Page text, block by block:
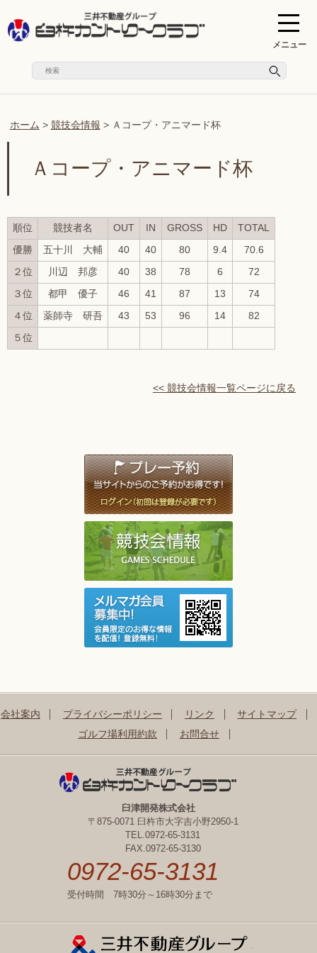
メニュー
ホーム > 競技会情報 > Ａコープ・アニマード杯
Ａコープ・アニマード杯
順位 競技者名 OUT IN GROSS HD TOTAL
優勝 五十川 大輔 40 40 80 9.4 70.6
２位 川辺 邦彦 40 38 78 6 72
３位 都甲 優子 46 41 87 13 74
４位 薬師寺 研吾 43 53 96 14 82
５位
<< 競技会情報一覧ページに戻る
会社案内 プライバシーポリシー リンク
サイトマップ
ゴルフ場利用約款
お問合せ
臼津開発株式会社
〒875-0071 臼杵市大字吉小野2950-1
TEL.0972-65-3131
FAX.0972-65-3130
0972-65-3131
受付時間 7時30分～16時30分まで